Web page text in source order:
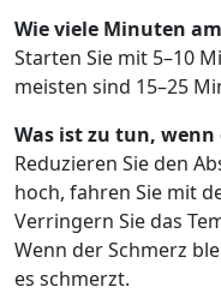
Wie viele Minuten
Starten Sie mit 5–10
meisten sind 15–25
Was ist zu tun, wenn
Reduzieren Sie den
hoch, fahren Sie mit
Verringern Sie das
Wenn der Schmerz
es schmerzt.